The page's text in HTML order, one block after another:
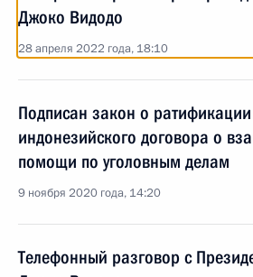
Джоко Видодо
28 апреля 2022 года, 18:10
Подписан закон о
индонезийского договора о
помощи по уголовным делам
9 ноября 2020 года, 14:20
Телефонный разговор с